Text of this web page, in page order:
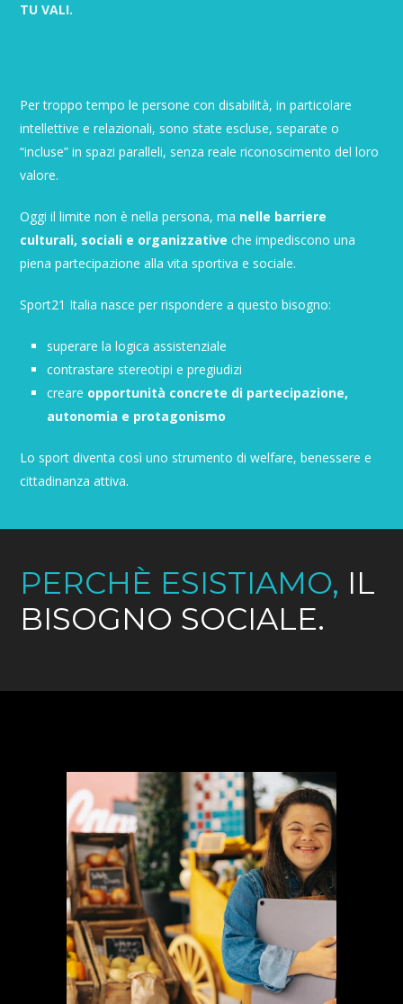
TU VALI.
Per troppo tempo le persone con disabilità, in particolare
intellettive e relazionali, sono state escluse, separate o
“incluse” in spazi paralleli, senza reale riconoscimento del loro
valore.
Oggi il limite non è nella persona, ma nelle barriere
culturali, sociali e organizzative che impediscono una
piena partecipazione alla vita sportiva e sociale.
Sport21 Italia nasce per rispondere a questo bisogno:
superare la logica assistenziale
contrastare stereotipi e pregiudizi
creare opportunità concrete di partecipazione,
autonomia e protagonismo
Lo sport diventa così uno strumento di welfare, benessere e
cittadinanza attiva.
PERCHÈ ESISTIAMO, IL
BISOGNO SOCIALE.
NEL LAVORO
Sport21 Italia sostiene le persone con
disabilità, favorendo il loro inserimento
nel mondo del lavoro.
Media tra istituzioni, enti, famiglie e
realtà locali, per costruire insieme un
futuro più inclusivo e migliore.